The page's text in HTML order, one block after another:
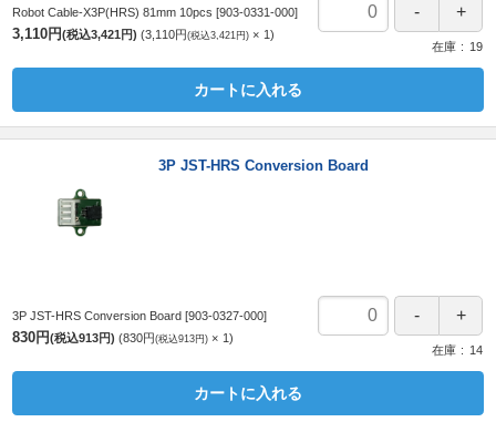
Robot Cable-X3P(HRS) 81mm 10pcs [903-0331-000]
3,110円(税込3,421円) 3,110円(税込3,421円)
1
在庫
19
カートに入れる
3P JST-HRS Conversion Board
3P JST-HRS Conversion Board [903-0327-000]
830円(税込913円) 830円(税込913円)
1
在庫
14
カートに入れる